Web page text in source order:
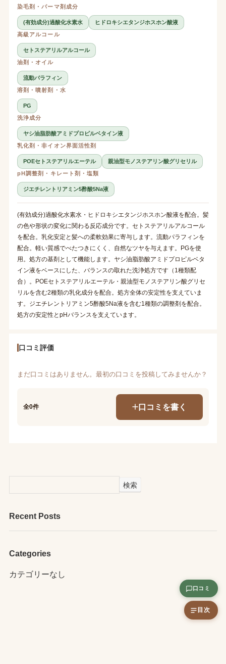
染毛剤・パーマ剤成分
(有効成分)過酸化水素水
ヒドロキシエタンジホスホン酸液
高級アルコール
セトステアリルアルコール
油剤・オイル
流動パラフィン
溶剤・噴射剤・水
PG
洗浄成分
ヤシ油脂肪酸アミドプロピルベタイン液
乳化剤・非イオン界面活性剤
POEセトステアリルエーテル
親油型モノステアリン酸グリセリル
pH調整剤・キレート剤・塩類
ジエチレントリアミン5酢酸5Na液
(有効成分)過酸化水素水・ヒドロキシエタンジホスホン酸液を配合。髪
の色や形状の変化に関わる反応成分です。セトステアリルアルコール
を配合。乳化安定と髪への柔軟効果に寄与します。流動パラフィンを
配合。軽い質感でべたつきにくく、自然なツヤを与えます。PGを使
用。処方の基剤として機能します。ヤシ油脂肪酸アミドプロピルベタ
イン液をベースにした、バランスの取れた洗浄処方です（1種類配
合）。POEセトステアリルエーテル・親油型モノステアリン酸グリセ
リルを含む2種類の乳化成分を配合。処方全体の安定性を支えていま
す。ジエチレントリアミン5酢酸5Na液を含む1種類の調整剤を配合。
処方の安定性とpHバランスを支えています。
口コミ評価
まだ口コミはありません。最初の口コミを投稿してみませんか？
全0件 口コミを書く
検索
Recent Posts
Categories
カテゴリーなし
口コミ
目次